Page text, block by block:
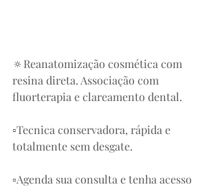
🔅Reanatomização cosmética com
resina direta. Associação com
fluorterapia e clareamento dental.
▫️Tecnica conservadora, rápida e
totalmente sem desgate.
▫️Agenda sua consulta e tenha acesso